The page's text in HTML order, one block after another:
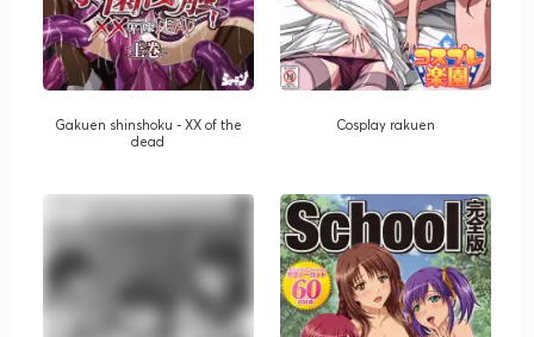
Gakuen shinshoku - XX of the
dead
Cosplay rakuen